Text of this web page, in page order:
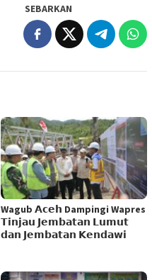
SEBARKAN
Wagub 𝗔𝗰𝗲𝗵 Dampingi Wapres
𝗧𝗶𝗻𝗷𝗮𝘂 𝗝𝗲𝗺𝗯𝗮𝘁𝗮𝗻 𝗟𝘂𝗺𝘂𝘁
𝗱𝗮𝗻 𝗝𝗲𝗺𝗯𝗮𝘁𝗮𝗻 𝗞𝗲𝗻𝗱𝗮𝘄𝗶